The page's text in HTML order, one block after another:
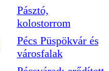
Pásztó,
kolostorrom
Pécs Püspökvár és
városfalak